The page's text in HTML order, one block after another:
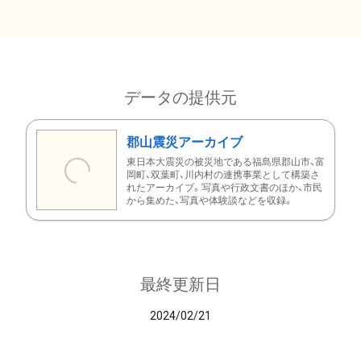
データの提供元
郡山震災アーカイブ
東日本大震災の被災地である福島県郡山市、富
岡町、双葉町、川内村の連携事業として構築さ
れたアーカイブ。写真や行政文書のほか、市民
から集めた、写真や体験談などを収録。
最終更新日
2024/02/21